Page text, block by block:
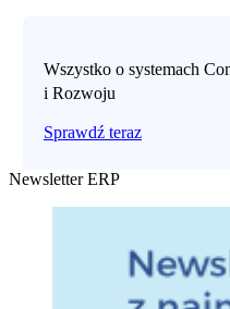
Wszystko o systemach
i Rozwoju
Sprawdź teraz
Newsletter ERP